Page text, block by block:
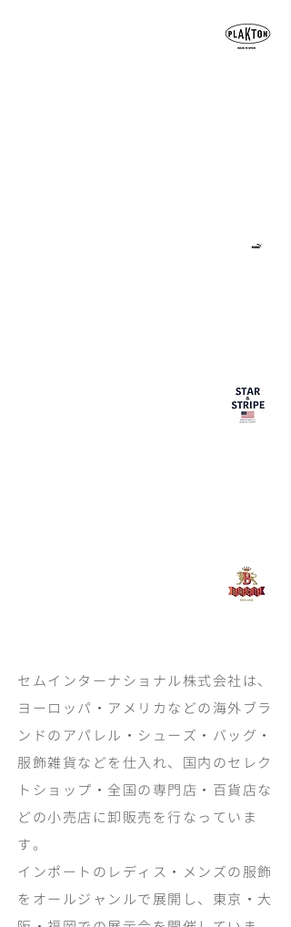
セムインターナショナル株式会社は、
ヨーロッパ・アメリカなどの海外ブラ
ンドのアパレル・シューズ・バッグ・
服飾雑貨などを仕入れ、国内のセレク
トショップ・全国の専門店・百貨店な
どの小売店に卸販売を行なっていま
す。
インポートのレディス・メンズの服飾
をオールジャンルで展開し、東京・大